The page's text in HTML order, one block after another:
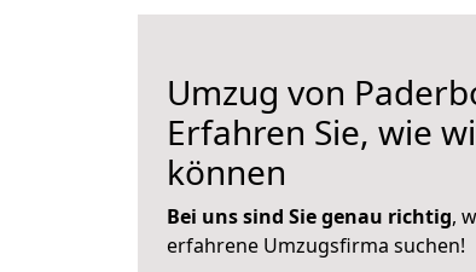
Umzug von
Erfahren Sie, wie
können
Bei uns sind Sie genau richtig,
erfahrene Umzugsfirma suchen!